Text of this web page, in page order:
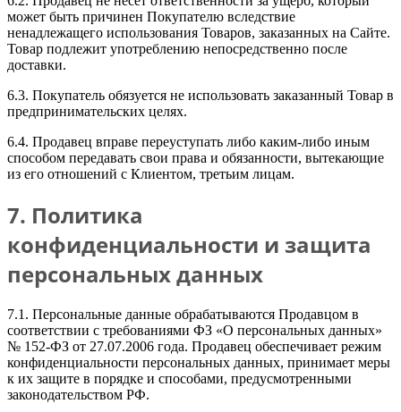
может быть причинен Покупателю вследствие
ненадлежащего использования Товаров, заказанных на Сайте.
Товар подлежит употреблению непосредственно после
доставки.
6.3. Покупатель обязуется не использовать заказанный Товар в
предпринимательских целях.
6.4. Продавец вправе переуступать либо каким-либо иным
способом передавать свои права и обязанности, вытекающие
из его отношений с Клиентом, третьим лицам.
7. Политика
конфиденциальности и защита
персональных данных
7.1. Персональные данные обрабатываются Продавцом в
соответствии с требованиями ФЗ «О персональных данных»
№ 152-ФЗ от 27.07.2006 года. Продавец обеспечивает режим
конфиденциальности персональных данных, принимает меры
к их защите в порядке и способами, предусмотренными
законодательством РФ.